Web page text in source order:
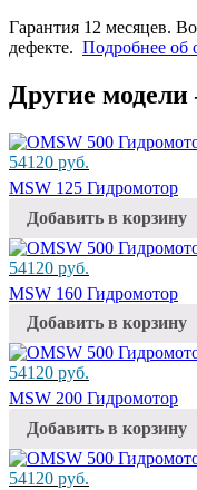
Гарантия 12 месяцев.
дефекте. Подробнее об
Другие
54120 руб.
MSW 125 Гидромотор
Добавить в корзину
54120 руб.
MSW 160 Гидромотор
Добавить в корзину
54120 руб.
MSW 200 Гидромотор
Добавить в корзину
54120 руб.